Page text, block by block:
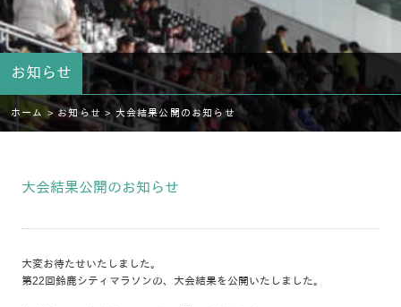
お知らせ
ホーム > お知らせ > 大会結果公開のお知らせ
大会結果公開のお知らせ
大変お待たせいたしました。
第22回鈴鹿シティマラソンの、大会結果を公開いたしました。